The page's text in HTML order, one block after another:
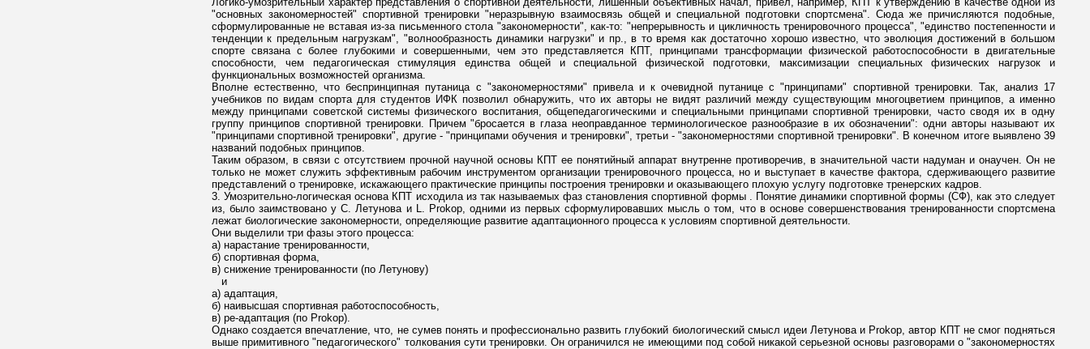
"основных закономерностей" спортивной тренировки "неразрывную взаимосвязь общей и специальной подготовки спортсмена". Сюда же причисляются подобные,
сформулированные не вставая из-за письменного стола "закономерности", как-то: "непрерывность и цикличность тренировочного процесса", "единство постепенности и
тенденции к предельным нагрузкам", "волнообразность динамики нагрузки" и пр., в то время как достаточно хорошо известно, что эволюция достижений в большом
спорте связана с более глубокими и совершенными, чем это представляется КПТ, принципами трансформации физической работоспособности в двигательные
способности, чем педагогическая стимуляция единства общей и специальной физической подготовки, максимизации специальных физических нагрузок и
функциональных возможностей организма.
Вполне естественно, что беспринципная путаница с "закономерностями" привела и к очевидной путанице с "принципами" спортивной тренировки. Так, анализ 17
учебников по видам спорта для студентов ИФК позволил обнаружить, что их авторы не видят различий между существующим многоцветием принципов, а именно
между принципами советской системы физического воспитания, общепедагогическими и специальными принципами спортивной тренировки, часто сводя их в одну
группу принципов спортивной тренировки. Причем "бросается в глаза неоправданное терминологическое разнообразие в их обозначении": одни авторы называют их
"принципами спортивной тренировки", другие - "принципами обучения и тренировки", третьи - "закономерностями спортивной тренировки". В конечном итоге выявлено 39
названий подобных принципов.
Таким образом, в связи с отсутствием прочной научной основы КПТ ее понятийный аппарат внутренне противоречив, в значительной части надуман и онаучен. Он не
только не может служить эффективным рабочим инструментом организации тренировочного процесса, но и выступает в качестве фактора, сдерживающего развитие
представлений о тренировке, искажающего практические принципы построения тренировки и оказывающего плохую услугу подготовке тренерских кадров.
3. Умозрительно-логическая основа КПТ исходила из так называемых фаз становления спортивной формы . Понятие динамики спортивной формы (СФ), как это следует
из, было заимствовано у С. Летунова и L. Prokop, одними из первых сформулировавших мысль о том, что в основе совершенствования тренированности спортсмена
лежат биологические закономерности, определяющие развитие адаптационного процесса к условиям спортивной деятельности.
Они выделили три фазы этого процесса:
а) нарастание тренированности,
б) спортивная форма,
в) снижение тренированности (по Летунову)
и
а) адаптация,
б) наивысшая спортивная работоспособность,
в) ре-адаптация (по Prokop).
Однако создается впечатление, что, не сумев понять и профессионально развить глубокий биологический смысл идеи Летунова и Prokop, автор КПТ не смог подняться
выше примитивного "педагогического" толкования сути тренировки. Он ограничился не имеющими под собой никакой серьезной основы разговорами о "закономерностях